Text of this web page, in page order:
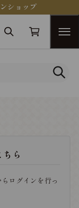
ショップ
ら
ログインを行っ